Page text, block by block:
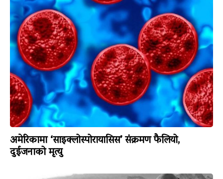
अमेरिकामा ‘साइक्लोस्पोरायासिस’ संक्रमण फैलियो,
दुईजनाको मृत्यु